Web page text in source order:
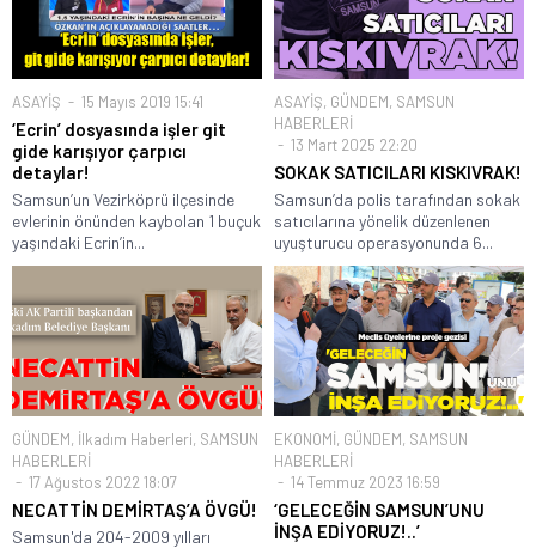
ASAYİŞ 15 Mayıs 2019 15:41
‘Ecrin’ dosyasında işler git
gide karışıyor çarpıcı
detaylar!
Samsun’un Vezirköprü ilçesinde
evlerinin önünden kaybolan 1 buçuk
yaşındaki Ecrin’in...
ASAYİŞ, GÜNDEM, SAMSUN
HABERLERİ
13 Mart 2025 22:20
SOKAK SATICILARI KISKIVRAK!
Samsun’da polis tarafından sokak
satıcılarına yönelik düzenlenen
uyuşturucu operasyonunda 6...
GÜNDEM, İlkadım Haberleri, SAMSUN
HABERLERİ
17 Ağustos 2022 18:07
NECATTİN DEMİRTAŞ’A ÖVGÜ!
Samsun'da 204-2009 yılları
EKONOMİ, GÜNDEM, SAMSUN
HABERLERİ
14 Temmuz 2023 16:59
‘GELECEĞİN SAMSUN’UNU
İNŞA EDİYORUZ!..’